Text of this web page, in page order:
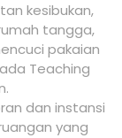
kesibukan,
tangga,
pakaian
Teaching
dan instansi
yang